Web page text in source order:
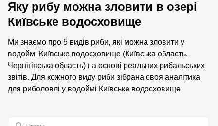
Яку рибу можна зловити в озері
Київське водосховище
Ми знаємо про 5 видів риби, які можна зловити у
водоймі Київське водосховище (Київська область,
Чернігівська область) на основі реальних рибальських
звітів. Для кожного виду риби зібрана своя аналітика
для риболовлі у водоймі Київське водосховище